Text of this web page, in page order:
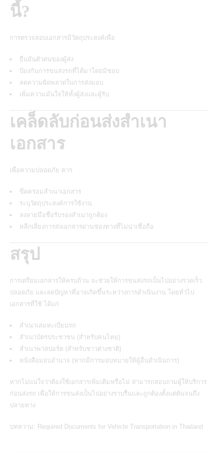
นี้?
การตรวจสอบเอกสารมีวัตถุประสงค์เพื่อ
ยืนยันตัวตนของผู้ส่ง
ป้องกันการขนส่งรถที่ได้มาโดยมิชอบ
ลดความผิดพลาดในการส่งมอบ
เพิ่มความมั่นใจให้ทั้งผู้ส่งและผู้รับ
เคล็ดลับก่อนส่งสำเนา
เอกสาร
เพื่อความปลอดภัย ควร
ขีดคร่อมสำเนาเอกสาร
ระบุวัตถุประสงค์การใช้งาน
ลงลายมือชื่อรับรองสำเนาถูกต้อง
หลีกเลี่ยงการส่งเอกสารผ่านช่องทางที่ไม่น่าเชื่อถือ
สรุป
การเตรียมเอกสารให้ครบถ้วน จะช่วยให้การขนส่งรถเป็นไปอย่างรวดเร็ว
ปลอดภัย และลดปัญหาที่อาจเกิดขึ้นระหว่างการดำเนินงาน โดยทั่วไป
เอกสารที่ใช้ ได้แก่
สำเนาเล่มทะเบียนรถ
สำเนาบัตรประชาชน (สำหรับคนไทย)
สำเนาพาสปอร์ต (สำหรับชาวต่างชาติ)
หนังสือมอบอำนาจ (หากมีการมอบหมายให้ผู้อื่นดำเนินการ)
หากไม่แน่ใจว่าต้องใช้เอกสารเพิ่มเติมหรือไม่ สามารถสอบถามผู้ให้บริการ
ก่อนส่งรถ เพื่อให้การขนส่งเป็นไปอย่างราบรื่นและถูกต้องตั้งแต่ต้นจนถึง
ปลายทาง
บทความ: Required Documents for Vehicle Transportation in Thailand